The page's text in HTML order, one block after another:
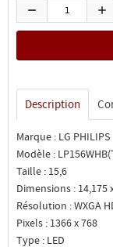
Description
Marque : LG PHILIPS
Modèle :
Taille : 15,6
Dimensions : 14,175
Résolution : WXGA
Pixels : 1366 x 768
Type : LED